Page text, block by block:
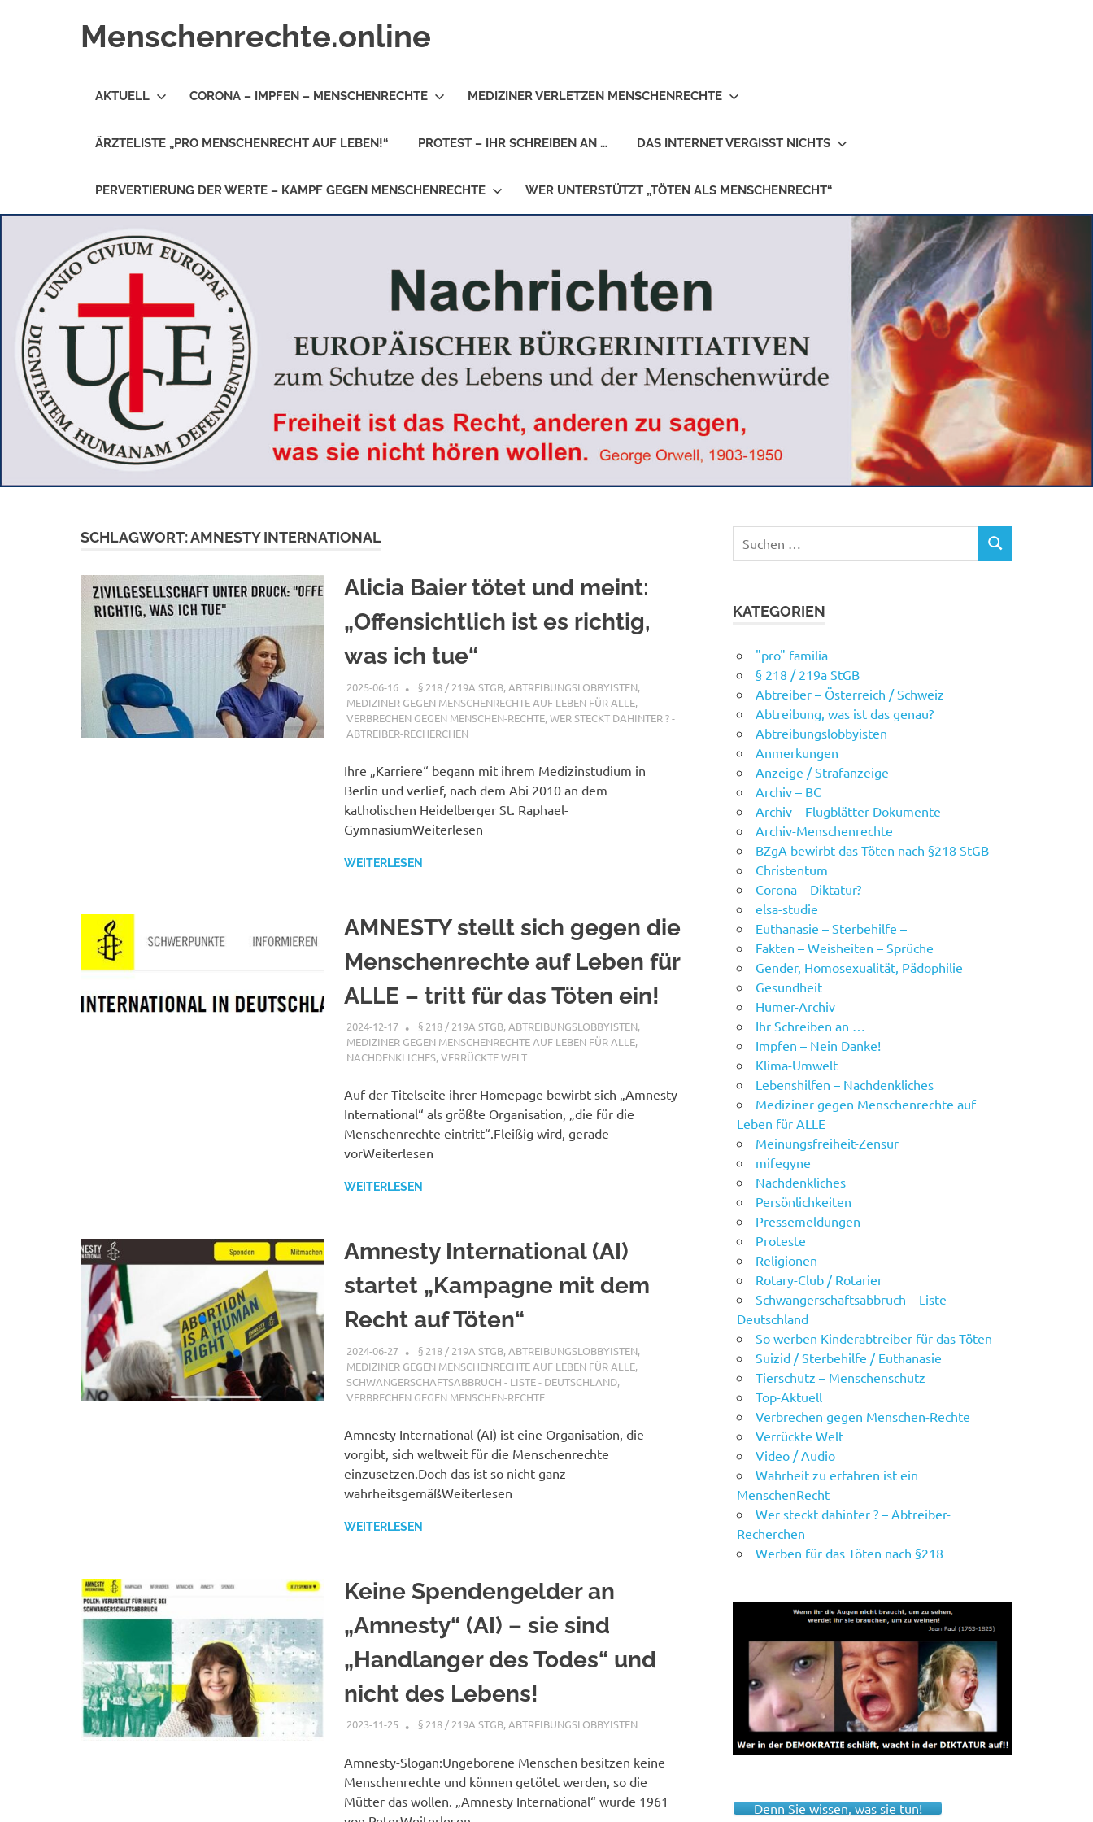
Menschenrechte.online
alle
Geborene
AKTUELL CORONA – IMPFEN – MENSCHENRECHTE MEDIZINER VERLETZEN MENSCHENRECHTE
ÄRZTELISTE „PRO MENSCHENRECHT AUF LEBEN!“ PROTEST – IHR SCHREIBEN AN … DAS INTERNET VERGISST NICHTS
PERVERTIERUNG DER WERTE – KAMPF GEGEN MENSCHENRECHTE WER UNTERSTÜTZT „TÖTEN ALS MENSCHENRECHT“
SCHLAGWORT:AMNESTY INTERNATIONAL
Alicia Baier tötet und meint:
„Offensichtlich ist es richtig,
was ich tue“
2025-06-16 XX
§ 218 / 219A STGB,ABTREIBUNGSLOBBYISTEN,
MEDIZINER GEGEN MENSCHENRECHTE AUF LEBEN FÜR ALLE,
VERBRECHEN GEGEN MENSCHEN-RECHTE,WER STECKT DAHINTER ? -
ABTREIBER-RECHERCHEN
Ihre „Karriere“ begann mit ihrem Medizinstudium in
Berlin und verlief, nach dem Abi 2010 an dem
katholischen Heidelberger St. Raphael-
GymnasiumWeiterlesen
WEITERLESEN
AMNESTY stellt sich gegen die
Menschenrechte auf Leben für
ALLE – tritt für das Töten ein!
2024-12-17 XX
§ 218 / 219A STGB,ABTREIBUNGSLOBBYISTEN,
MEDIZINER GEGEN MENSCHENRECHTE AUF LEBEN FÜR ALLE,
NACHDENKLICHES,VERRÜCKTE WELT
Auf der Titelseite ihrer Homepage bewirbt sich „Amnesty
International“ als größte Organisation, „die für die
Menschenrechte eintritt“.Fleißig wird, gerade
vorWeiterlesen
WEITERLESEN
Amnesty International (AI)
startet „Kampagne mit dem
Recht auf Töten“
2024-06-27 XX
§ 218 / 219A STGB,ABTREIBUNGSLOBBYISTEN,
MEDIZINER GEGEN MENSCHENRECHTE AUF LEBEN FÜR ALLE,
SCHWANGERSCHAFTSABBRUCH - LISTE - DEUTSCHLAND,
VERBRECHEN GEGEN MENSCHEN-RECHTE
Amnesty International (AI) ist eine Organisation, die
vorgibt, sich weltweit für die Menschenrechte
einzusetzen.Doch das ist so nicht ganz
wahrheitsgemäßWeiterlesen
WEITERLESEN
Keine Spendengelder an
„Amnesty“ (AI) – sie sind
„Handlanger des Todes“ und
nicht des Lebens!
2023-11-25 XX
§ 218 / 219A STGB,ABTREIBUNGSLOBBYISTEN
Amnesty-Slogan:Ungeborene Menschen besitzen keine
Menschenrechte und können getötet werden, so die
Mütter das wollen. „Amnesty International“ wurde 1961
Suchen
SUCHEN
KATEGORIEN
"pro" familia
§ 218 / 219a StGB
Abtreiber – Österreich / Schweiz
Abtreibung, was ist das genau?
Abtreibungslobbyisten
Anmerkungen
Anzeige / Strafanzeige
Archiv – BC
Archiv – Flugblätter-Dokumente
Archiv-Menschenrechte
BZgA bewirbt das Töten nach §218 StGB
Christentum
Corona – Diktatur?
elsa-studie
Euthanasie – Sterbehilfe –
Fakten – Weisheiten – Sprüche
Gender, Homosexualität, Pädophilie
Gesundheit
Humer-Archiv
Ihr Schreiben an …
Impfen – Nein Danke!
Klima-Umwelt
Lebenshilfen – Nachdenkliches
Mediziner gegen Menschenrechte auf
Leben für ALLE
Meinungsfreiheit-Zensur
mifegyne
Nachdenkliches
Persönlichkeiten
Pressemeldungen
Proteste
Religionen
Rotary-Club / Rotarier
Schwangerschaftsabbruch – Liste –
Deutschland
So werben Kinderabtreiber für das Töten
Suizid / Sterbehilfe / Euthanasie
Tierschutz – Menschenschutz
Top-Aktuell
Verbrechen gegen Menschen-Rechte
Verrückte Welt
Video / Audio
Wahrheit zu erfahren ist ein
MenschenRecht
Wer steckt dahinter ? – Abtreiber-
Recherchen
Werben für das Töten nach §218
Denn Sie wissen, was sie tun!